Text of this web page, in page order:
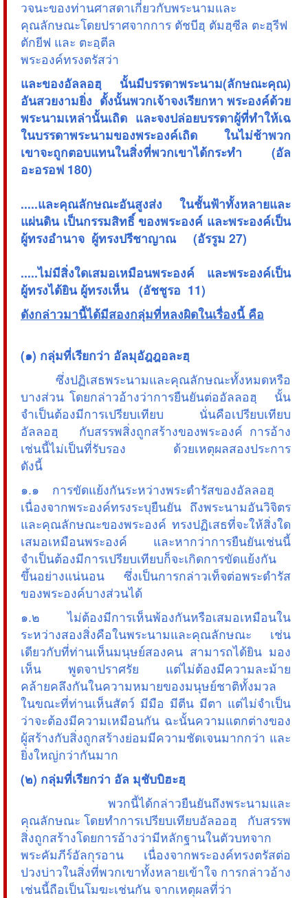
วจนะของท่านศาสดาเกี่ยวกับพระนามและ
คุณลักษณะโดยปราศจากการ ตัชบีฮฺ ตัมฮฺซีล ตะฮฺรีฟ
ตักยีฟ และ ตะอฺตีล
พระองค์ทรงตรัสว่า
และของอัลลอฮฺ นั้นมีบรรดาพระนาม(ลักษณะคุณ)
อันสวยงามยิ่ง ดั้งนั้นพวกเจ้าจงเรียกหา พระองค์ด้วย
พระนามเหล่านั้นเถิด และจงปล่อยบรรดาผู้ที่ทำให้เฉ
ในบรรดาพระนามของพระองค์เถิด ในไม่ช้าพวก
เขาจะถูกตอบแทนในสิ่งที่พวกเขาได้กระทำ (อัล
อะอรอฟ 180)
.....และคุณลักษณะอันสูงส่ง ในชั้นฟ้าทั้งหลายและ
แผ่นดิน เป็นกรรมสิทธิ์ ของพระองค์ และพระองค์เป็น
ผู้ทรงอำนาจ ผู้ทรงปรีชาญาณ (อัรรูม 27)
.....ไม่มีสิ่งใดเสมอเหมือนพระองค์ และพระองค์เป็น
ผู้ทรงได้ยิน ผู้ทรงเห็น (อัชชูรอ 11)
ดังกล่าวมานี้ได้มีสองกลุ่มที่หลงผิดในเรื่องนี้ คือ
(๑) กลุ่มที่เรียกว่า อัลมุอัฎฎอละฮฺ
ซึ่งปฏิเสธพระนามและคุณลักษณะทั้งหมดหรือ
บางส่วน โดยกล่าวอ้างว่าการยืนยันต่ออัลลอฮฺ นั้น
จำเป็นต้องมีการเปรียบเทียบ นั่นคือเปรียบเทียบ
อัลลอฮฺ กับสรรพสิ่งถูกสร้างของพระองค์ การอ้าง
เช่นนี้ไม่เป็นที่รับรอง ด้วยเหตุผลสองประการ
ดังนี้
๑.๑ การขัดแย้งกันระหว่างพระดำรัสของอัลลอฮฺ
เนื่องจากพระองค์ทรงระบุยืนยัน ถึงพระนามอันวิจิตร
และคุณลักษณะของพระองค์ ทรงปฏิเสธที่จะให้สิ่งใด
เสมอเหมือนพระองค์ และหากว่าการยืนยันเช่นนี้
จำเป็นต้องมีการเปรียบเทียบก็จะเกิดการขัดแย้งกัน
ขึ้นอย่างแน่นอน ซึ่งเป็นการกล่าวเท็จต่อพระดำรัส
ของพระองค์บางส่วนได้
๑.๒ ไม่ต้องมีการเห็นพ้องกันหรือเสมอเหมือนใน
ระหว่างสองสิ่งคือในพระนามและคุณลักษณะ เช่น
เดียวกับที่ท่านเห็นมนุษย์สองคน สามารถได้ยิน มอง
เห็น พูดจาปราศรัย แต่ไม่ต้องมีความละม้าย
คล้ายคลึงกันในความหมายของมนุษย์ชาติทั้งมวล
ในขณะที่ท่านเห็นสัตว์ มีมือ มีตีน มีตา แต่ไม่จำเป็น
ว่าจะต้องมีความเหมือนกัน ฉะนั้นความแตกต่างของ
ผู้สร้างกับสิ่งถูกสร้างย่อมมีความชัดเจนมากกว่า และ
ยิ่งใหญ่กว่ากันมาก
(๒) กลุ่มที่เรียกว่า อัล มุชับบิฮะฮฺ
พวกนี้ได้กล่าวยืนยันถึงพระนามและ
คุณลักษณะ โดยทำการเปรียบเทียบอัลออฮฺ กับสรรพ
สิ่งถูกสร้างโดยการอ้างว่ามีหลักฐานในตัวบทจาก
พระคัมภีร์อัลกุรอาน เนื่องจากพระองค์ทรงตรัสต่อ
ปวงบ่าวในสิ่งที่พวกเขาทั้งหลายเข้าใจ การกล่าวอ้าง
เช่นนี้ถือเป็นโมฆะเช่นกัน จากเหตุผลที่ว่า